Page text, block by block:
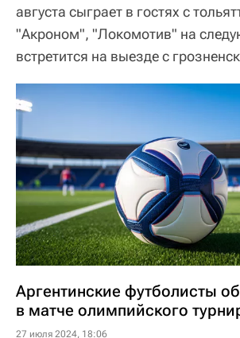
августа сыграет в гостях с
"Акроном", "Локомотив" на
встретится на выезде с
Аргентинские футболисты
в матче олимпийского
27 июля 2024, 18:06